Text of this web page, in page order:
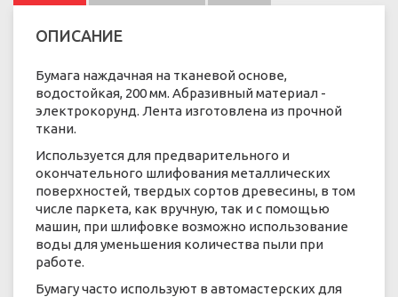
ОПИСАНИЕ
Бумага наждачная на тканевой основе,
водостойкая, 200 мм. Абразивный материал -
электрокорунд. Лента изготовлена ​​из прочной
ткани.
Используется для предварительного и
окончательного шлифования металлических
поверхностей, твердых сортов древесины, в том
числе паркета, как вручную, так и с помощью
машин, при шлифовке возможно использование
воды для уменьшения количества пыли при
работе.
Бумагу часто используют в автомастерских для